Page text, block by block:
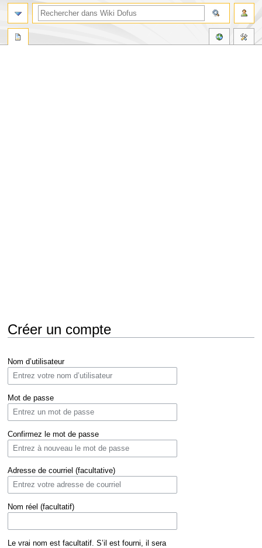
Créer un compte
à
navigation
à
recherche
Nom d’utilisateur
Mot de passe
Confirmez le mot de passe
Adresse de courriel (facultative)
Nom réel (facultatif)
Le vrai nom est facultatif. S’il est fourni, il sera